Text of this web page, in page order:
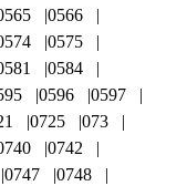
0566
0575
0584
0596
0597
0725
073
0742
0747
0748